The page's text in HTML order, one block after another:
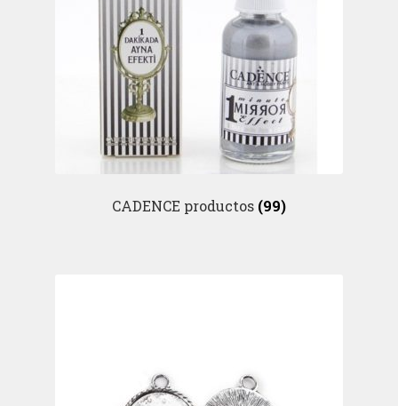
CADENCE productos (99)